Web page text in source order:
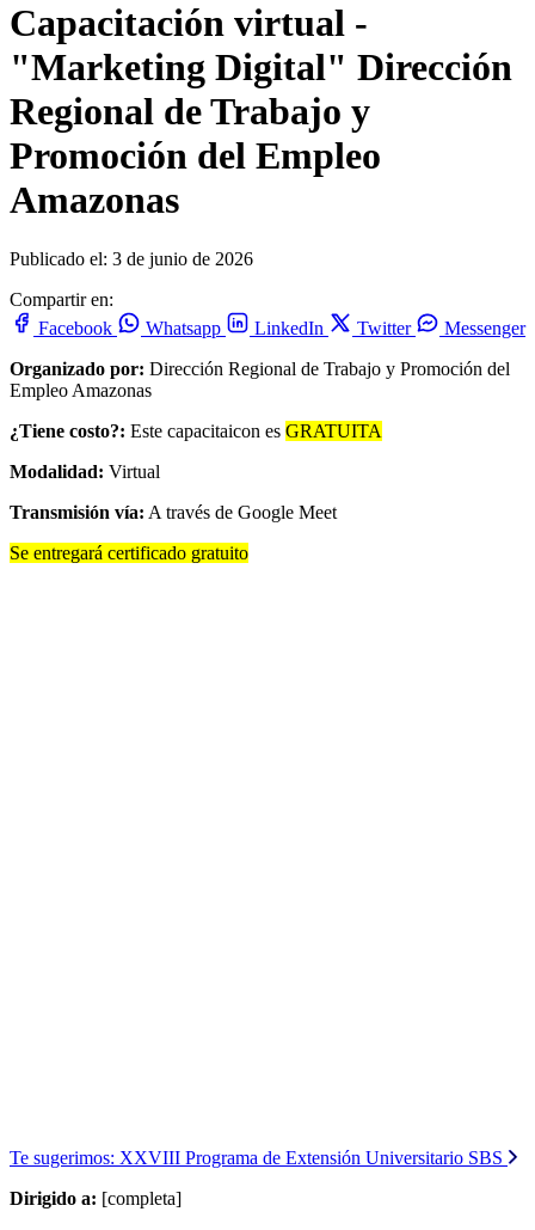
Capacitación virtual -
"Marketing Digital" Dirección
Regional de Trabajo y
Promoción del Empleo
Amazonas
Publicado el: 3 de junio de 2026
Compartir en:
Facebook
Whatsapp LinkedIn Twitter
Messenger
Organizado por: Dirección Regional de Trabajo y Promoción del
Empleo Amazonas
¿Tiene costo?: Este capacitaicon es GRATUITA
Modalidad: Virtual
Transmisión vía: A través de Google Meet
Se entregará certificado gratuito
Te sugerimos: XXVIII Programa de Extensión Universitario SBS
Dirigido a: [completa]